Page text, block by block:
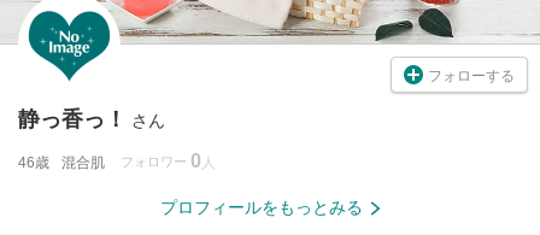
フォローする
静っ香っ！ さん
46歳 混合肌 フォロワー 0
プロフィールをもっとみる